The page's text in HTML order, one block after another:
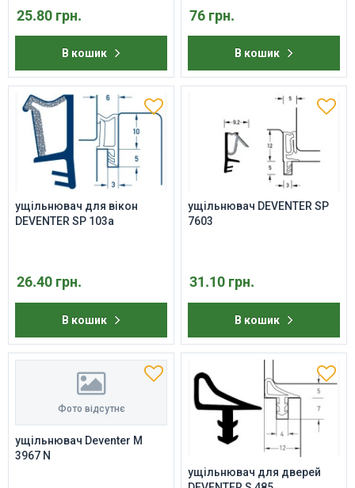
25.80 грн.
В кошик
76 грн.
В кошик
ущільнювач для вікон
DEVENTER SP 103a
26.40 грн.
В кошик
ущільнювач DEVENTER SP
7603
31.10 грн.
В кошик
Фото відсутнє
ущільнювач Deventer M
3967 N
ущільнювач для дверей